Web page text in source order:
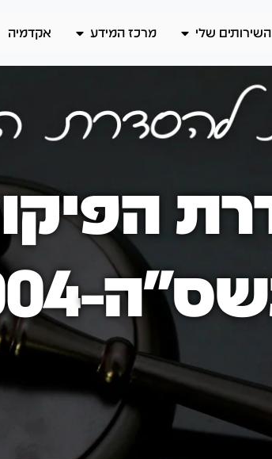
השירותים שלי מרכז המידע אקדמיה
2004